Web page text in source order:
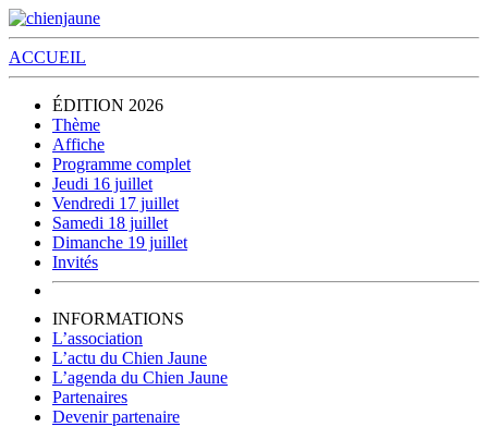
ACCUEIL
ÉDITION 2026
Thème
Affiche
Programme complet
Jeudi 16 juillet
Vendredi 17 juillet
Samedi 18 juillet
Dimanche 19 juillet
Invités
INFORMATIONS
L’association
L’actu du Chien Jaune
L’agenda du Chien Jaune
Partenaires
Devenir partenaire